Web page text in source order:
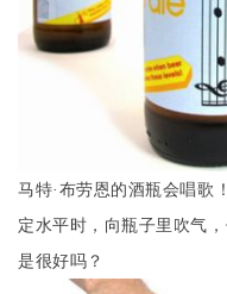
马特·布劳恩的酒瓶会唱歌
定水平时，向瓶子里吹气
是很好吗？